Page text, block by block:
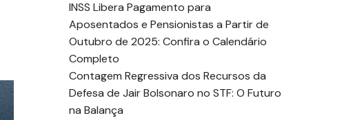
INSS Libera Pagamento para
Aposentados e Pensionistas a Partir de
Outubro de 2025: Confira o Calendário
Completo
Contagem Regressiva dos Recursos da
Defesa de Jair Bolsonaro no STF: O Futuro
na Balança